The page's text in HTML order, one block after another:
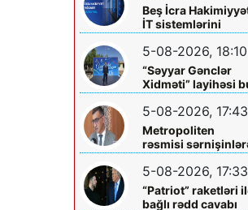
Beş İcra
İT sistemlərini
“Hökumət
buludu”na köçürdü
5-08-2026, 18:10
“Səyyar Gənclər
Xidməti” layihəsi
dəfə
5-08-2026, 17:43
Metropoliten
rəsmisi
çıxış yolu göstərdi
5-08-2026, 17:33
“Patriot” raketləri
bağlı rədd cavabı